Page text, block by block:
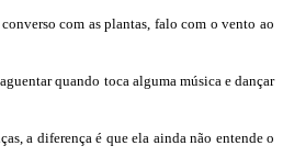
com as plantas, falo com o vento ao
quando toca alguma música e dançar
a diferença é que ela ainda não entende o